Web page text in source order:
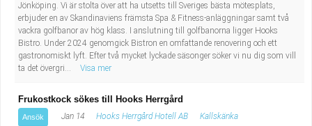
Jönköping. Vi är stolta över att ha utsetts till Sveriges bästa mötesplats,
erbjuder en av Skandinaviens främsta Spa & Fitness-anläggningar samt två
vackra golfbanor av hög klass. I anslutning till golfbanorna ligger Hooks
Bistro. Under 2024 genomgick Bistron en omfattande renovering och ett
gastronomiskt lyft. Efter två mycket lyckade säsonger söker vi nu dig som vill
ta det övergri...
Visa mer
Frukostkock sökes till Hooks Herrgård
Ansök Jan 14 Hooks Herrgård Hotell AB Kallskänka